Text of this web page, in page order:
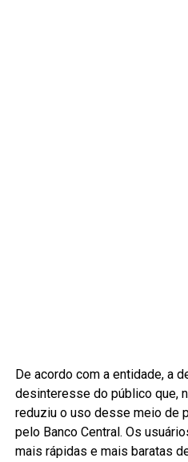
De acordo com a entidade, a
desinteresse do público que,
reduziu o uso desse meio de
pelo Banco Central. Os
mais rápidas e mais baratas